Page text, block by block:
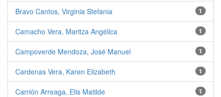
1
Bravo Cantos, Virginia Stefania
1
Camacho Vera, Maritza Angélica
1
Campoverde Mendoza, José Manuel
1
Cardenas Vera, Karen Elizabeth
1
Carrión Arreaga, Elis Matilde